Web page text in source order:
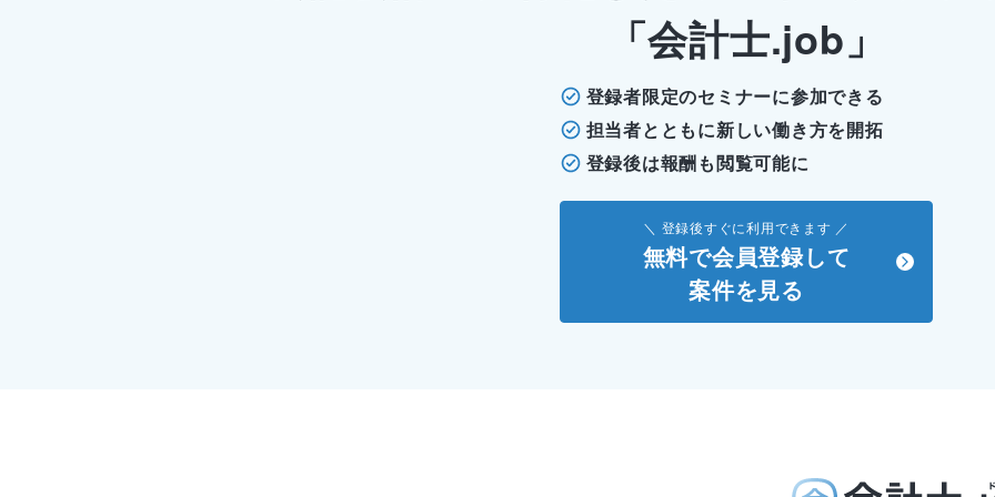
「会計士.job」
登録者限定のセミナーに参加できる
担当者とともに新しい働き方を開拓
登録後は報酬も閲覧可能に
＼ 登録後すぐに利用できます ／
無料で会員登録して
案件を見る